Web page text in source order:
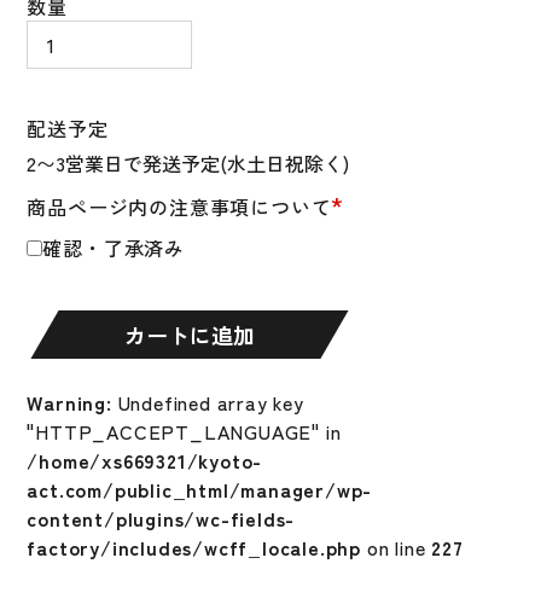
商品ページ内の注意事項について*
確認・了承済み
配送予定
数量
シ
ル
野
球
エ
ル
ー
ガ
ド
PRO-
SRZ
2.0
ア
ー
カートに追加
Warning: Undefined array key
"HTTP_ACCEPT_LANGUAGE" in
/home/xs669321/kyoto-
act.com/public_html/manager/wp-
content/plugins/wc-fields-
factory/includes/wcff_locale.php on line 227